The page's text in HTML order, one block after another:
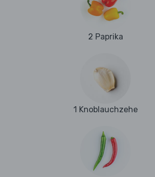
2 Paprika
1 Knoblauchzehe